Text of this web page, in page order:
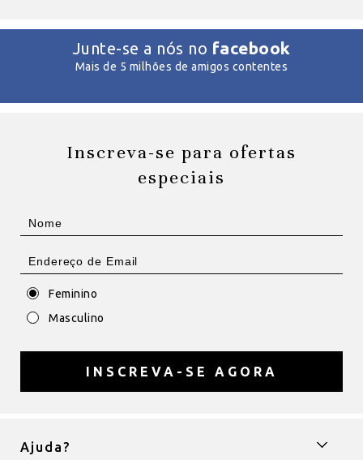
Junte-se a nós no facebook
Mais de 5 milhões de amigos contentes
Inscreva-se para ofertas
especiais
Feminino
Masculino
INSCREVA-SE AGORA
Ajuda?